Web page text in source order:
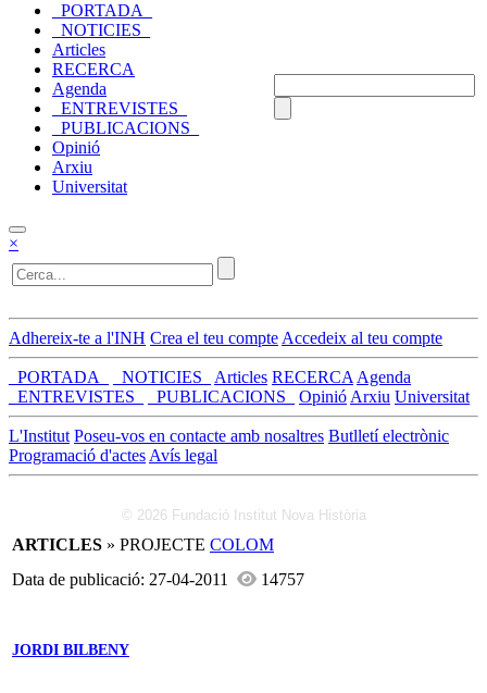
_PORTADA_
_NOTICIES_
Articles
RECERCA
Agenda
_ENTREVISTES_
_PUBLICACIONS_
Opinió
Arxiu
Universitat
×
Adhereix-te a l'INH Crea el teu compte Accedeix al teu compte
_PORTADA_ _NOTICIES_ Articles RECERCA Agenda
_ENTREVISTES_
_PUBLICACIONS_ Opinió Arxiu Universitat
L'Institut Poseu-vos en contacte amb nosaltres Butlletí electrònic
Programació d'actes Avís legal
© 2026 Fundació Institut Nova Història
ARTICLES » PROJECTE COLOM
Data de publicació: 27-04-2011
14757
JORDI BILBENY